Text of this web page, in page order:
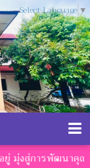
Select Language ▼
มุ่งสู่การพัฒนาคุณ